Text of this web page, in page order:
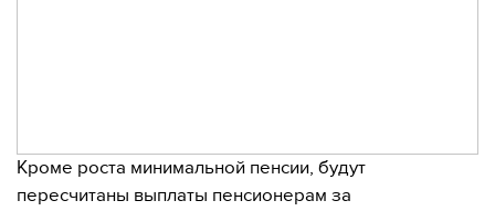
Кроме роста минимальной пенсии, будут
пересчитаны выплаты пенсионерам за